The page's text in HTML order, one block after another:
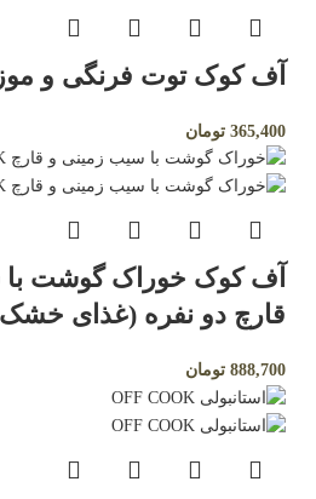
آف کوک توت فرنگی و
365,400 تومان
آف کوک خوراک گوشت
قارچ دو نفره (غذای خشک
888,700 تومان